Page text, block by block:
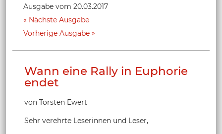
Ausgabe vom 20.03.2017
Nächste Ausgabe
Vorherige Ausgabe
Wann eine Rally in Euphorie
endet
von Torsten Ewert
Sehr verehrte Leserinnen und Leser,